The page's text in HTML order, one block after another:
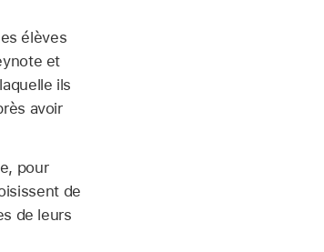
élèves
et
ils
avoir
pour
de
de leurs